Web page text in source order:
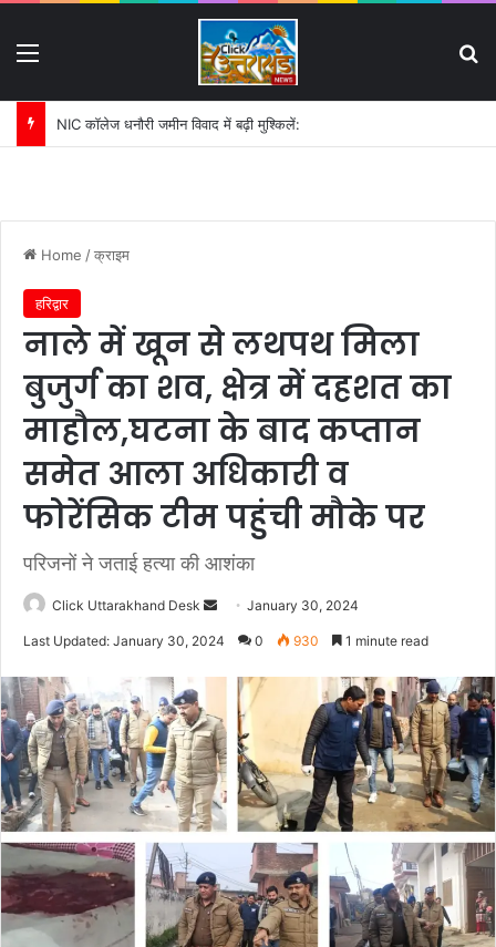
पहली बारिश में ढही बिजलीघर की चारदीवारी:
Home /क्राइम
हरिद्वार
नाले में खून से लथपथ मिला
बुजुर्ग का शव, क्षेत्र में दहशत का
माहौल,घटना के बाद कप्तान
समेत आला अधिकारी व
फोरेंसिक टीम पहुंची मौके पर
परिजनों ने जताई हत्या की आशंका
Click Uttarakhand Desk
e
n
e
m
a
i
l
January 30, 2024
Last Updated: January 30, 2024 0 930 1 minute read